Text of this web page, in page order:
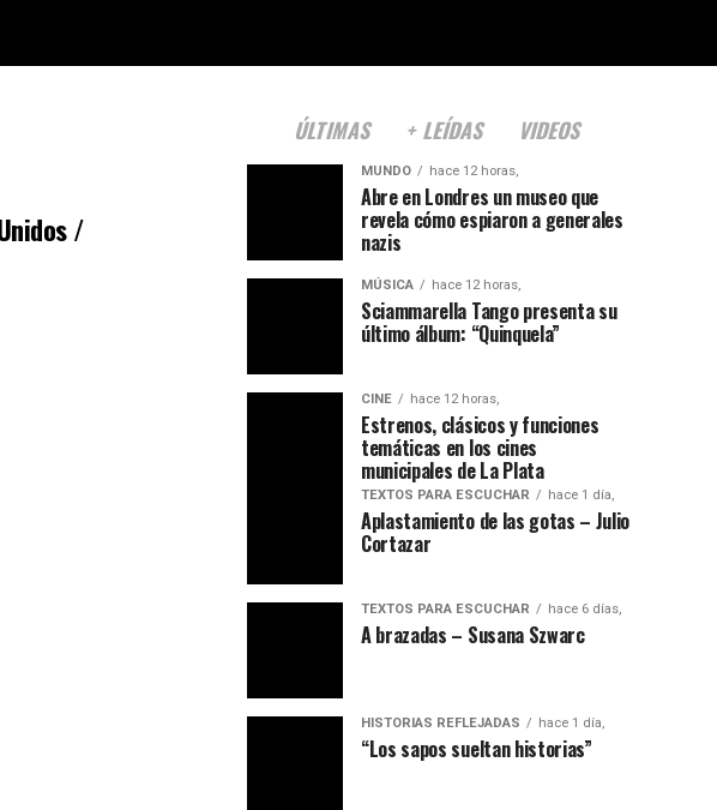
/
ÚLTIMAS + LEÍDAS VIDEOS
MUNDO hace 12 horas,
Abre en Londres un museo que
revela cómo espiaron a generales
nazis
MÚSICA hace 12 horas,
Sciammarella Tango presenta su
último álbum: “Quinquela”
CINE hace 12 horas,
Estrenos, clásicos y funciones
temáticas en los cines
municipales de La Plata
TEXTOS PARA ESCUCHAR hace 1 día,
Aplastamiento de las gotas – Julio
Cortazar
TEXTOS PARA ESCUCHAR hace 6 días,
A brazadas – Susana Szwarc
HISTORIAS REFLEJADAS hace 1 día,
“ Los sapos sueltan historias”